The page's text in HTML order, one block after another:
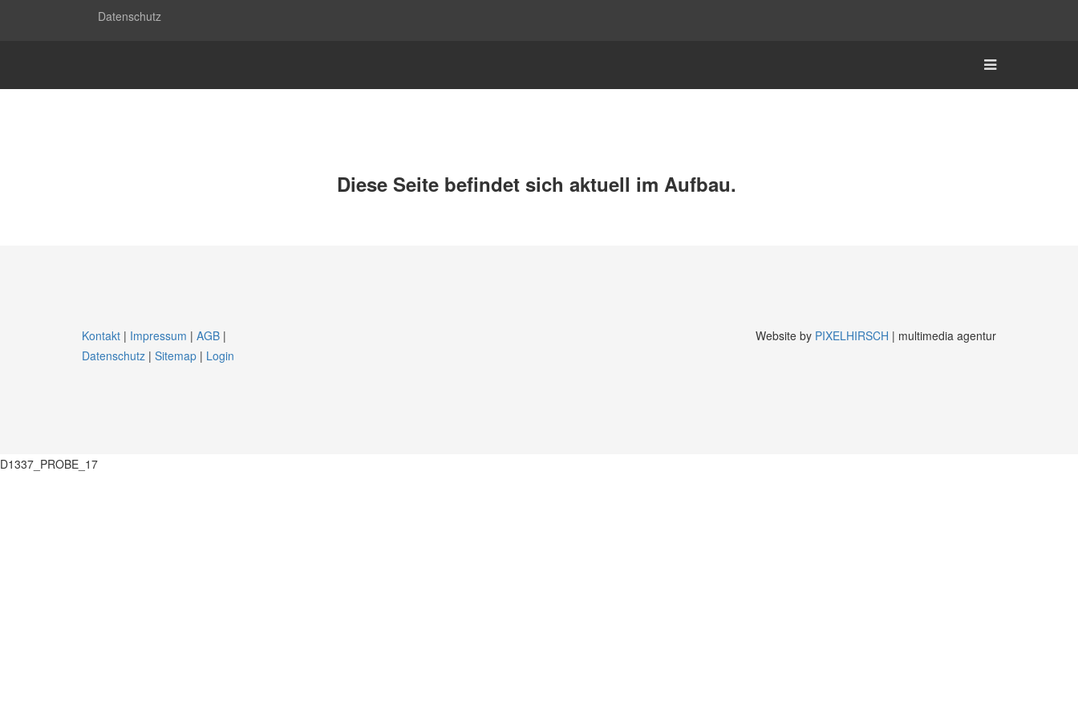
Datenschutz
Diese Seite befindet sich aktuell im Aufbau.
Kontakt | Impressum | AGB |
Datenschutz | Sitemap | Login
Website by PIXELHIRSCH | multimedia agentur